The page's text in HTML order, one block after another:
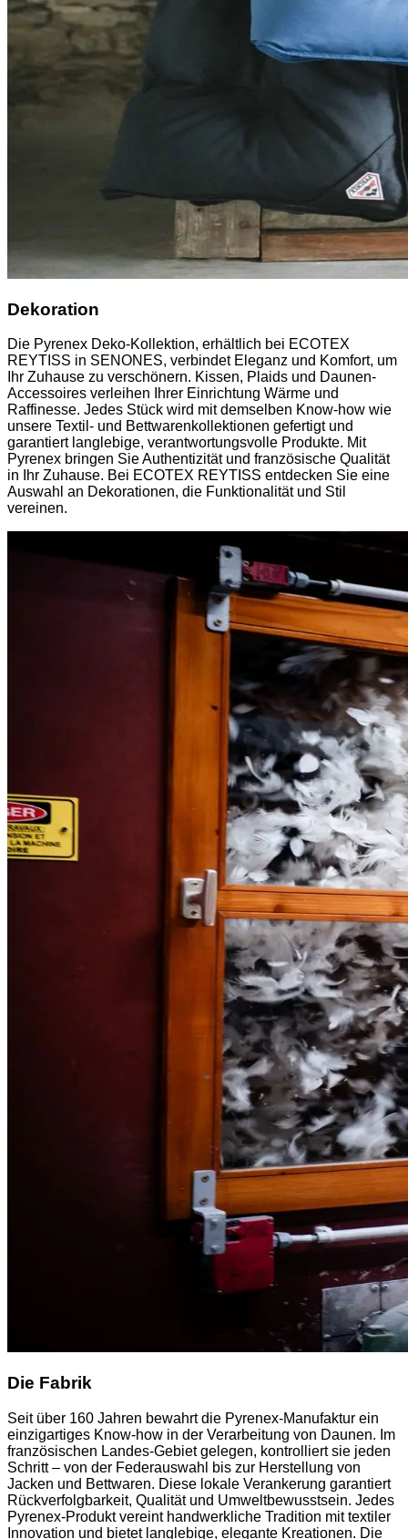
Dekoration
Die Pyrenex Deko-Kollektion, erhältlich bei ECOTEX
REYTISS in SENONES, verbindet Eleganz und Komfort, um
Ihr Zuhause zu verschönern. Kissen, Plaids und Daunen-
Accessoires verleihen Ihrer Einrichtung Wärme und
Raffinesse. Jedes Stück wird mit demselben Know-how wie
unsere Textil- und Bettwarenkollektionen gefertigt und
garantiert langlebige, verantwortungsvolle Produkte. Mit
Pyrenex bringen Sie Authentizität und französische Qualität
in Ihr Zuhause. Bei ECOTEX REYTISS entdecken Sie eine
Auswahl an Dekorationen, die Funktionalität und Stil
vereinen.
Die Fabrik
Seit über 160 Jahren bewahrt die Pyrenex-Manufaktur ein
einzigartiges Know-how in der Verarbeitung von Daunen. Im
französischen Landes-Gebiet gelegen, kontrolliert sie jeden
Schritt – von der Federauswahl bis zur Herstellung von
Jacken und Bettwaren. Diese lokale Verankerung garantiert
Rückverfolgbarkeit, Qualität und Umweltbewusstsein. Jedes
Pyrenex-Produkt vereint handwerkliche Tradition mit textiler
Innovation und bietet langlebige, elegante Kreationen. Die